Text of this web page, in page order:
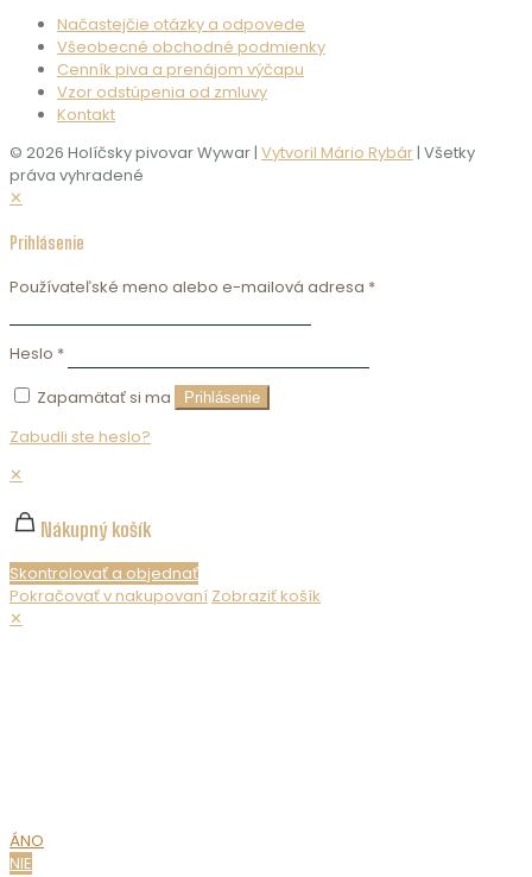
Načastejčie otázky a odpovede
Všeobecné obchodné podmienky
Cenník piva a prenájom výčapu
Vzor odstúpenia od zmluvy
Kontakt
© 2026 Holíčsky pivovar Wywar | Vytvoril Mário Rybár| Všetky
práva vyhradené
✕
Prihlásenie
Používateľské meno alebo e-mailová adresa *
Heslo *
Zapamätať si ma
Prihlásenie
Zabudli ste heslo?
✕
Nákupný košík
Skontrolovať a objednať
Pokračovať v nakupovaní Zobraziť košík
✕
ÁNO
NIE